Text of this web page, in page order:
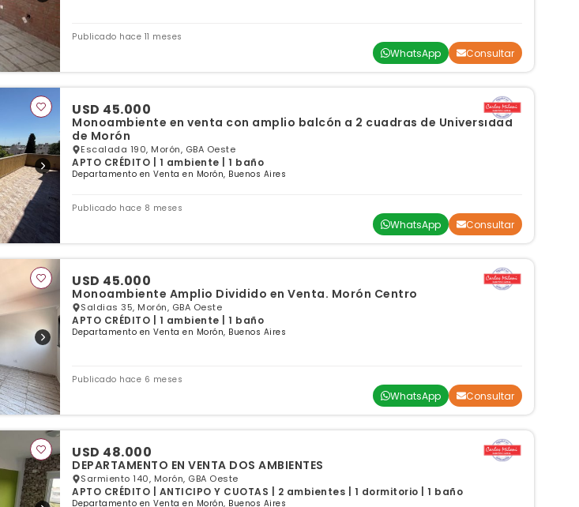
Publicado hace 11 meses
WhatsApp Consultar
USD 45.000
Monoambiente en venta con amplio balcón a 2 cuadras de Universidad
de Morón
Escalada 190, Morón, GBA Oeste
APTO CRÉDITO | 1 ambiente | 1 baño
Departamento en Venta en Morón, Buenos Aires
Publicado hace 8 meses
WhatsApp Consultar
USD 45.000
Monoambiente Amplio Dividido en Venta. Morón Centro
Saldias 35, Morón, GBA Oeste
APTO CRÉDITO | 1 ambiente | 1 baño
Departamento en Venta en Morón, Buenos Aires
Publicado hace 6 meses
WhatsApp Consultar
USD 48.000
DEPARTAMENTO EN VENTA DOS AMBIENTES
Sarmiento 140, Morón, GBA Oeste
APTO CRÉDITO | ANTICIPO Y CUOTAS | 2 ambientes | 1 dormitorio | 1 baño
Departamento en Venta en Morón, Buenos Aires